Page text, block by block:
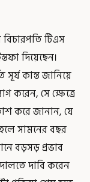
বিচারপতি টিএস
দিয়েছেন।
সূর্য কান্ত জানিয়ে
করেন, সে ক্ষেত্রে
করে জানান, যে
সামনের বছর
বড়সড় প্রভাব
দাবি করেন